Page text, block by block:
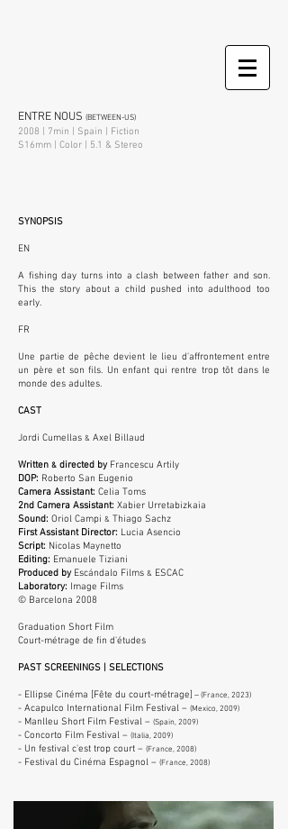
ENTRE NOUS (BETWEEN-US)
2008 | 7min | Spain | Fiction
S16mm | Color | 5.1 & Stereo
SYNOPSIS
EN
A fishing day turns into a clash between father and son.
This the story about a child pushed into adulthood too
early.
FR
Une partie de pêche devient le lieu d'affrontement entre
un père et son fils. Un enfant qui rentre trop tôt dans le
monde des adultes.
CAST
Jordi Cumellas & Axel Billaud
Written & directed byFrancescu Artily
DOP: Roberto San Eugenio
Camera Assistant: Celia Toms
2nd Camera Assistant: Xabier Urretabizkaia
Sound: Oriol Campi & Thiago Sachz
First Assistant Director: Lucia Asencio
Script: Nicolas Maynetto
Editing: Emanuele Tiziani
Produced byEscándalo Films & ESCAC
Laboratory: Image Films
© Barcelona 2008
Graduation Short Film
Court-métrage de fin d'études
PAST SCREENINGS | SELECTIONS
- Ellipse Cinéma [Fête du court-métrage] –(France, 2023)
- Acapulco International Film Festival – (Mexico, 2009)
- Manlleu Short Film Festival – (Spain, 2009)
- Concorto Film Festival – (Italia, 2009)
- Un festival c'est trop court – (France, 2008)
- Festival du Cinéma Espagnol – (France, 2008)